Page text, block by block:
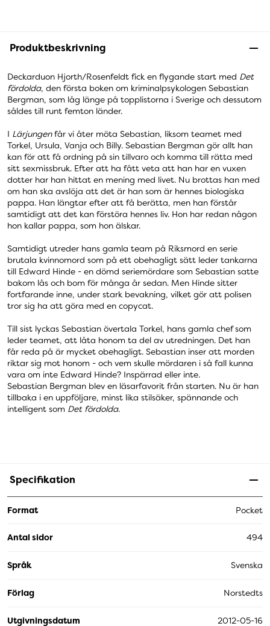
Produktbeskrivning
Deckarduon Hjorth/Rosenfeldt fick en flygande start med Det
fördolda, den första boken om kriminalpsykologen Sebastian
Bergman, som låg länge på topplistorna i Sverige och dessutom
såldes till runt femton länder.
I Lärjungenfår vi åter möta Sebastian, liksom teamet med
Torkel, Ursula, Vanja och Billy. Sebastian Bergman gör allt han
kan för att få ordning på sin tillvaro och komma till rätta med
sitt sexmissbruk. Efter att ha fått veta att han har en vuxen
dotter har han hittat en mening med livet. Nu brottas han med
om han ska avslöja att det är han som är hennes biologiska
pappa. Han längtar efter att få berätta, men han förstår
samtidigt att det kan förstöra hennes liv. Hon har redan någon
hon kallar pappa, som hon älskar.
Samtidigt utreder hans gamla team på Riksmord en serie
brutala kvinnomord som på ett obehagligt sätt leder tankarna
till Edward Hinde - en dömd seriemördare som Sebastian satte
bakom lås och bom för många år sedan. Men Hinde sitter
fortfarande inne, under stark bevakning, vilket gör att polisen
tror sig ha att göra med en copycat.
Till sist lyckas Sebastian övertala Torkel, hans gamla chef som
leder teamet, att låta honom ta del av utredningen. Det han
får reda på är mycket obehagligt. Sebastian inser att morden
riktar sig mot honom - och vem skulle mördaren i så fall kunna
vara om inte Edward Hinde? Inspärrad eller inte.
Sebastian Bergman blev en läsarfavorit från starten. Nu är han
tillbaka i en uppföljare, minst lika stilsäker, spännande och
intelligent som Det fördolda.
Specifikation
Format Pocket
Antal sidor 494
Språk Svenska
Förlag Norstedts
Utgivningsdatum 2012-05-16